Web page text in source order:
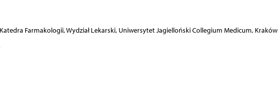
Farmakologii, Wydział Lekarski, Uniwersytet Jagielloński Collegium Medicum, Kraków